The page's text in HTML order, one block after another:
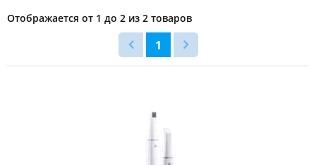
Отображается от 1 до 2 из 2 товаров
1